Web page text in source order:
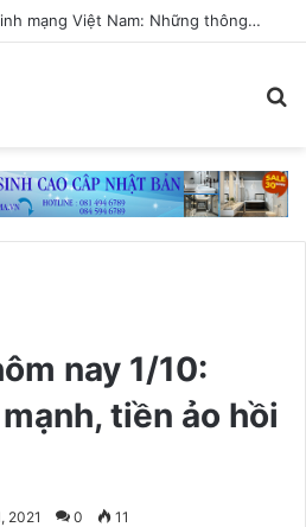
Hưởng ứng Ngày An ninh mạng Việt Nam: Những thông điệp thiết thực về an toàn số
nay 1/10:
tiền ảo hồi
2021 0 11